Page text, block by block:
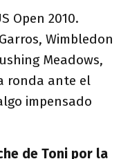
Open 2010.
Wimbledon
Meadows,
ronda ante el
impensado
de Toni por la